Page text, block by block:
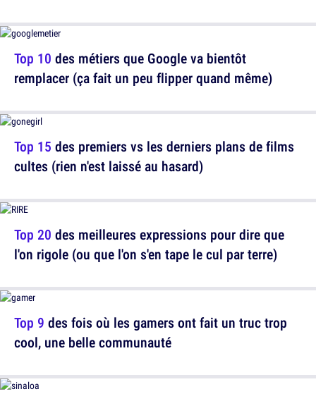
Top 15 des premiers vs les derniers plans de films
cultes (rien n'est laissé au hasard)
Top 9 des fois où les gamers ont fait un truc trop
cool, une belle communauté
Top 10 des métiers que Google va bientôt
remplacer (ça fait un peu flipper quand même)
Top 20 des meilleures expressions pour dire que
l'on rigole (ou que l'on s'en tape le cul par terre)